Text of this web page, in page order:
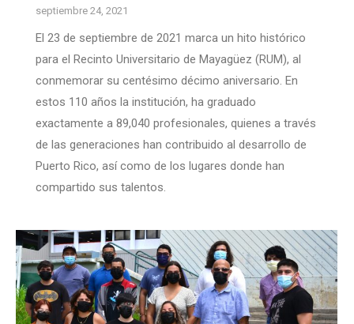
septiembre 24, 2021
El 23 de septiembre de 2021 marca un hito histórico
para el Recinto Universitario de Mayagüez (RUM), al
conmemorar su centésimo décimo aniversario. En
estos 110 años la institución, ha graduado
exactamente a 89,040 profesionales, quienes a través
de las generaciones han contribuido al desarrollo de
Puerto Rico, así como de los lugares donde han
compartido sus talentos.